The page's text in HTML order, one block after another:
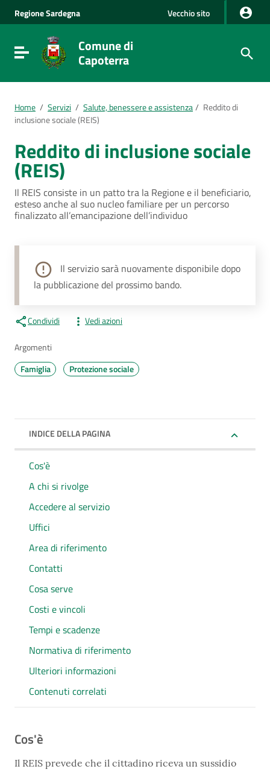
Vai alla navigazione del sito
Vai al Footer
RegioneSardegna Vecchio sito
Visualizza/nascondi menu di navigazione
Comune di
Capoterra
Home / Servizi / Salute, benessere e assistenza/ Reddito di
inclusione sociale (REIS)
Reddito di inclusione sociale
(REIS)
Il REIS consiste in un patto tra la Regione e il beneficiario,
esteso anche al suo nucleo familiare per un percorso
finalizzato all’emancipazione dell’individuo
Il servizio sarà nuovamente disponibile dopo
la pubblicazione del prossimo bando.
Condividi Vedi azioni
Argomenti
Famiglia
Protezione sociale
INDICE DELLA PAGINA
Cos'è
A chi si rivolge
Accedere al servizio
Uffici
Area di riferimento
Contatti
Cosa serve
Costi e vincoli
Tempi e scadenze
Normativa di riferimento
Ulteriori informazioni
Contenuti correlati
Cos'è
Il REIS prevede che il cittadino riceva un sussidio